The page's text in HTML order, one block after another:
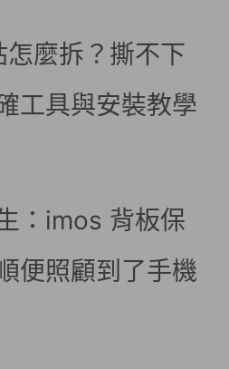
麼拆？撕不下
工具與安裝教學
：imos 背板保
便照顧到了手機